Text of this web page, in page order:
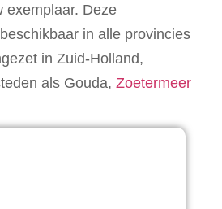
exemplaar. Deze
in alle provincies
in Zuid-Holland,
als Gouda, Zoetermeer